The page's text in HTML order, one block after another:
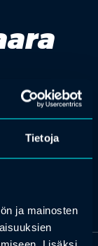
Tietoja
ja mainosten